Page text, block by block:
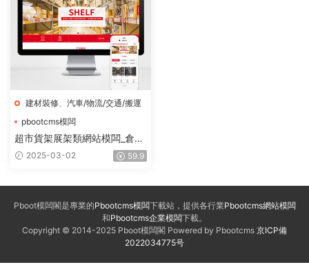
建材裝修、 汽車/物流/交通/搬運
pbootcms模闆
倉儲貨架倉庫貨架網站源碼
超市貨架展架類網站模闆
超市貨架展架類網站模闆_倉儲
貨架倉庫貨架網站源碼
2025-03-02 59.9
Pboot模闆閣是專業的Pbootcms模闆下載站，提供各行業Pbootcms網站模闆
和Pbootcms企業模闆下載。
Copyright © 2014-2025 Pboot模闆閣 Powered by Pbootcms 京ICP備
2022034775号